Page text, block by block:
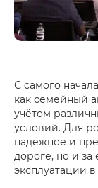
С самого
как семейный
учётом
условий. Для
надежное и
дороге, но и
эксплуатации